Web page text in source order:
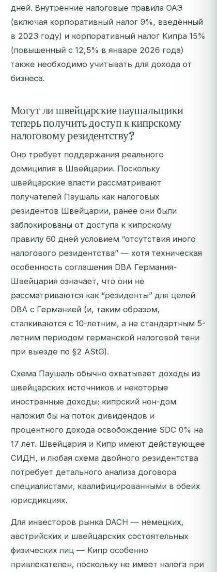
дней. Внутренние налоговые правила ОАЭ
(включая корпоративный налог 9%, введённый
в 2023 году) и корпоративный налог Кипра 15%
(повышенный с 12,5% в январе 2026 года)
также необходимо учитывать для дохода от
бизнеса.
Могут ли швейцарские паушальщики
теперь получить доступ к кипрскому
налоговому резидентству?
Оно требует поддержания реального
домицилия в Швейцарии. Поскольку
швейцарские власти рассматривают
получателей Паушаль как налоговых
резидентов Швейцарии, ранее они были
заблокированы от доступа к кипрскому
правилу 60 дней условием “отсутствия иного
налогового резидентства” — хотя техническая
особенность соглашения DBA Германия-
Швейцария означает, что они не
рассматриваются как “резиденты” для целей
DBA с Германией (и, таким образом,
сталкиваются с 10-летним, а не стандартным 5-
летним периодом германской налоговой тени
при выезде по §2 AStG).
Схема Паушаль обычно охватывает доходы из
швейцарских источников и некоторые
иностранные доходы; кипрский нон-дом
наложил бы на поток дивидендов и
процентного дохода освобождение SDC 0% на
17 лет. Швейцария и Кипр имеют действующее
СИДН, и любая схема двойного резидентства
потребует детального анализа договора
специалистами, квалифицированными в обеих
юрисдикциях.
Для инвесторов рынка DACH — немецких,
австрийских и швейцарских состоятельных
физических лиц — Кипр особенно
привлекателен, поскольку не имеет налога при